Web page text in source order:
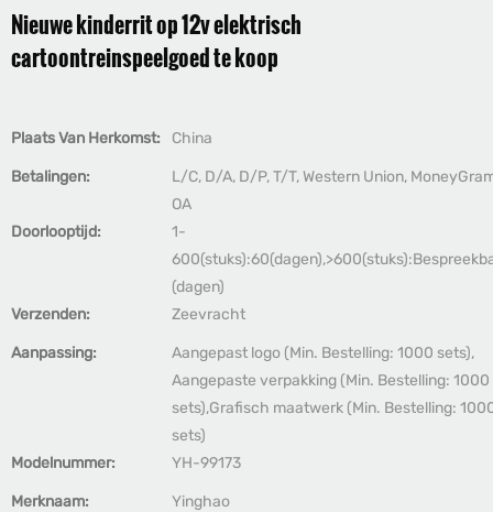
Nieuwe kinderrit op 12v elektrisch
cartoontreinspeelgoed te koop
Plaats Van Herkomst: China
Betalingen:
L/C, D/A, D/P, T/T, Western Union,
OA
Doorlooptijd:
1-
(dagen)
Verzenden:
Zeevracht
Aanpassing:
Aangepast logo (Min. Bestelling: 1000 sets),
Aangepaste verpakking (Min. Bestelling: 1000
sets),Grafisch maatwerk (Min. Bestelling:
sets)
Modelnummer:
YH-99173
Merknaam: Yinghao